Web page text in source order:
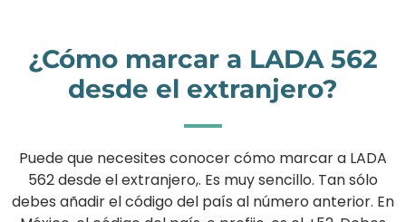
¿Cómo marcar a LADA 562
desde el extranjero?
Puede que necesites conocer cómo marcar a LADA
562 desde el extranjero,. Es muy sencillo. Tan sólo
debes añadir el código del país al número anterior. En